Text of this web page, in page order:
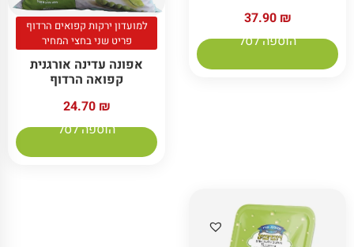
37.90 ₪
הוספה לסל
למועדון ירקות קפואים הרדוף
פריט שני בחצי המחיר
אפונה עדינה אורגנית
קפואה הרדוף
24.70 ₪
הוספה לסל